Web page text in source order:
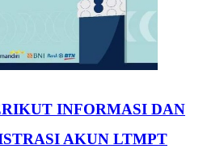
INFORMASI DAN
AKUN LTMPT